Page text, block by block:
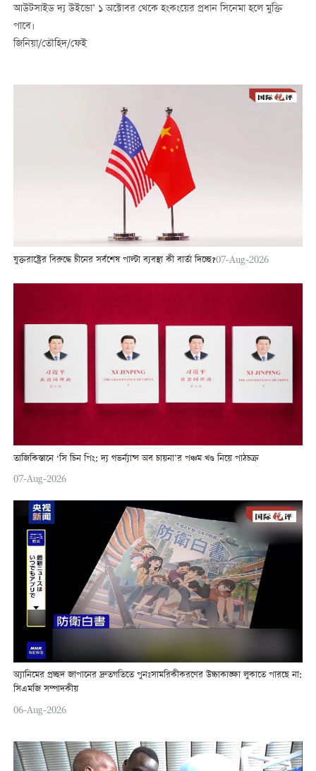
আউটসাইড দ্য উইন্ডো’ ১ অক্টোবর থেকে হংকংয়ের প্রধান সিনেমা হলে মুক্তি
পাবে।
জিনিয়া/তৌহিদ/ফেই
যুক্তরাষ্ট্রের বিরুদ্ধে চীনের সর্বশেষ পাল্টা ব্যবস্থা কী বার্তা দিচ্ছে?07-Aug-2026
তাজিকিস্তানে ‘সি চিন পিং: দ্য গভর্ন্যান্স অব চায়না’র পঞ্চম খণ্ড নিয়ে পাঠচক্র
07-Aug-2026
অ্যানিমের প্রচ্ছদ জাপানের দ্রুতগতিতে পুনঃসামরিকীকরণের উচ্চাকাঙ্ক্ষা লুকাতে পারছে না:
সিএমজি সম্পাদকীয়
06-Aug-2026